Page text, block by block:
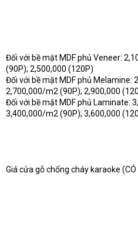
Đối với bề mặt MDF phủ Veneer:
(90P); 2,500,000 (120P)
Đối với bề mặt MDF phủ Melamine:
2,700,000/m2 (90P); 2,900,000
Đối với bề mặt MDF phủ Laminate:
3,400,000/m2 (90P); 3,600,000
Giá cửa gỗ chống cháy karaoke (CÓ